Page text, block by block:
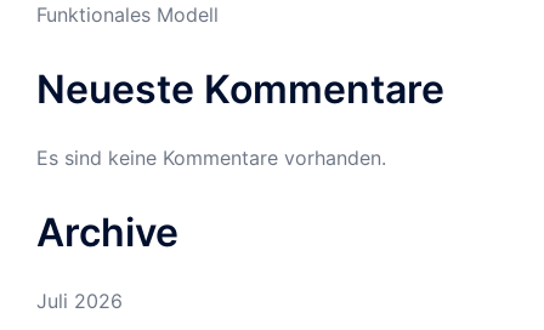
Funktionales Modell
Neueste Kommentare
Es sind keine Kommentare vorhanden.
Archive
Juli 2026